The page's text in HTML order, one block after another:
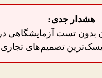
هشدار جدی:
بدون تست آزمایشگاهی
تصمیم‌های